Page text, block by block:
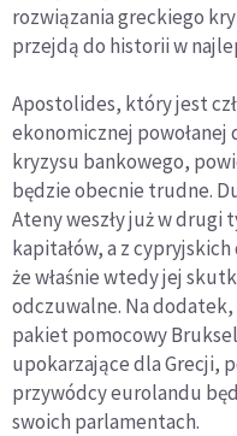
rozwiązania greckiego
przejdą do historii w
Apostolides, który jest
ekonomicznej
kryzysu bankowego,
będzie obecnie trudne.
Ateny weszły już w
kapitałów, a z
że właśnie wtedy jej
odczuwalne. Na
pakiet pomocowy
upokarzające dla Grecji,
przywódcy eurolandu
swoich parlamentach.